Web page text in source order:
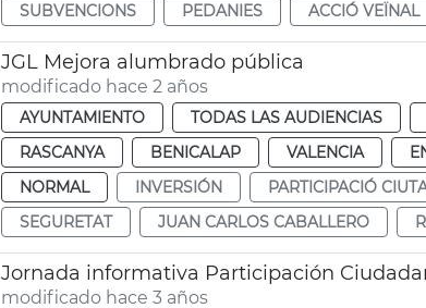
SUBVENCIONS
PEDANIES ACCIÓ VEÏNAL
JGL Mejora alumbrado pública
modificado hace 2 años
AYUNTAMIENTO TODAS LAS AUDIENCIAS
RASCANYA
BENICALAP VALENCIA
NORMAL
INVERSIÓN PARTICIPACIÓ
SEGURETAT
JUAN CARLOS CABALLERO
Jornada informativa Participación
modificado hace 3 años